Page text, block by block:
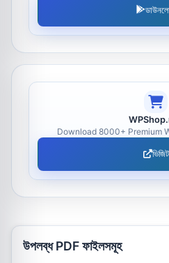
Download 8000+ Premium
ভিজিট
উপলব্ধ PDF ফাইলসমূহ